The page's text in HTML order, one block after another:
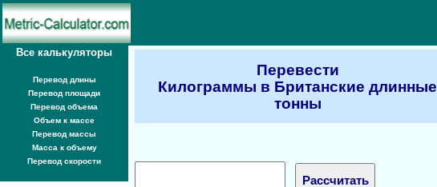
Все калькуляторы
Перевод длины
Перевод площади
Перевод объема
Объем к массе
Перевод массы
Масса к объему
Перевод скорости
Перевести
Килограммы в Британские длинные
тонны